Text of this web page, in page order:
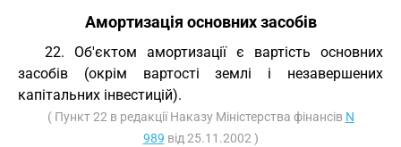
Амортизація основних засобів
22. Об'єктом амортизації є вартість основних
засобів (окрім вартості землі і незавершених
капітальних інвестицій).
( Пункт 22 в редакції Наказу Міністерства фінансів N
989 від 25.11.2002 )